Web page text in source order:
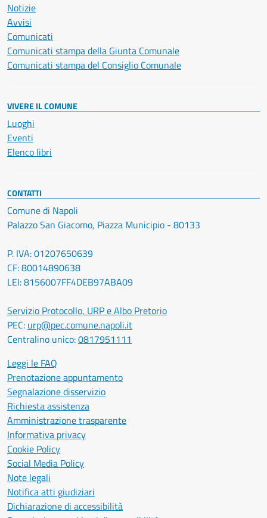
Notizie
Avvisi
Comunicati
Comunicati stampa della Giunta Comunale
Comunicati stampa del Consiglio Comunale
VIVERE IL COMUNE
Luoghi
Eventi
Elenco libri
CONTATTI
Comune di Napoli
Palazzo San Giacomo, Piazza Municipio - 80133
P. IVA: 01207650639
CF: 80014890638
LEI: 8156007FF4DEB97ABA09
Servizio Protocollo, URP e Albo Pretorio
PEC: urp@pec.comune.napoli.it
Centralino unico:0817951111
Leggi le FAQ
Prenotazione appuntamento
Segnalazione disservizio
Richiesta assistenza
Amministrazione trasparente
Informativa privacy
Cookie Policy
Social Media Policy
Note legali
Notifica atti giudiziari
Dichiarazione di accessibilità